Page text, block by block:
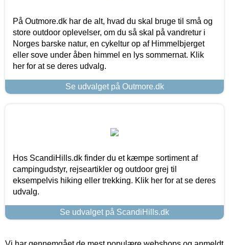
På Outmore.dk har de alt, hvad du skal bruge til små og
store outdoor oplevelser, om du så skal på vandretur i
Norges barske natur, en cykeltur op af Himmelbjerget
eller sove under åben himmel en lys sommernat. Klik
her for at se deres udvalg.
Se udvalget på Outmore.dk
Hos ScandiHills.dk finder du et kæmpe sortiment af
campingudstyr, rejseartikler og outdoor grej til
eksempelvis hiking eller trekking. Klik her for at se deres
udvalg.
Se udvalget på ScandiHills.dk